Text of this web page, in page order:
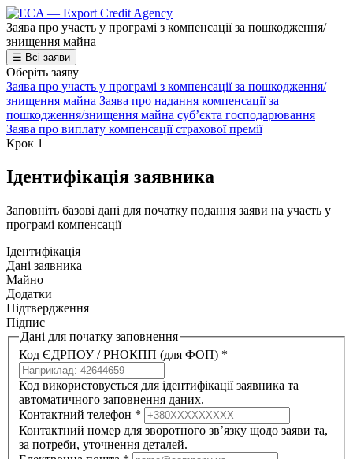
Заява про участь у програмі з компенсації за пошкодження/
знищення майна
☰ Всі заяви
Оберіть заяву
Заява про участь у програмі з компенсації за пошкодження/
знищення майна Заява про надання компенсації за
пошкодження/знищення майна суб’єкта господарювання
Заява про виплату компенсації страхової премії
Крок 1
Ідентифікація заявника
Заповніть базові дані для початку подання заяви на участь у
програмі компенсації
Ідентифікація
Дані заявника
Майно
Додатки
Підтвердження
Підпис
Дані для початку заповнення
Код ЄДРПОУ / РНОКПП (для ФОП) *
Код використовується для ідентифікації заявника та
автоматичного заповнення даних.
Контактний телефон *
Контактний номер для зворотного зв’язку щодо заяви та,
за потреби, уточнення деталей.